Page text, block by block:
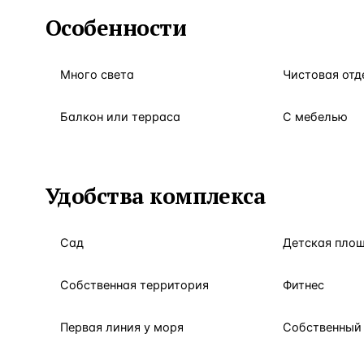
Особенности
Много света Чистовая
Балкон или терраса С мебелью
Удобства комплекса
Сад Детская
Собственная территория Фитнес
Первая линия у моря